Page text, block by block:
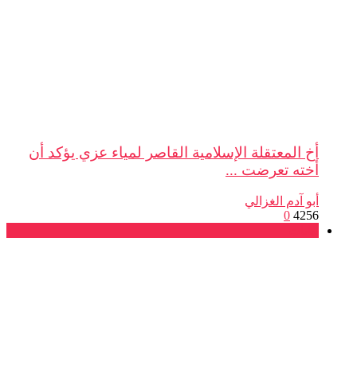
أخ المعتقلة الإسلامية القاصر لمياء عزي يؤكد أن
أخته تعرضت ...
أبو آدم الغزالي
4256
0